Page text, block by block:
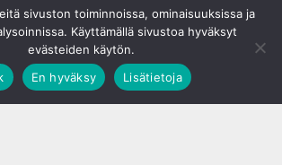
sivuston toiminnoissa, ominaisuuksissa ja
Käyttämällä sivustoa hyväksyt
evästeiden käytön.
En hyväksy Lisätietoja